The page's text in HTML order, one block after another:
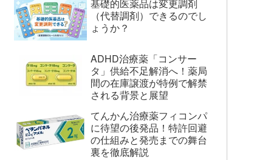
基礎的医薬品は変更調剤
（代替調剤）できるのでし
ょうか？
ADHD治療薬「コンサー
タ」供給不足解消へ！薬局
間の在庫譲渡が特例で解禁
される背景と展望
てんかん治療薬フィコンパ
に待望の後発品！特許回避
の仕組みと発売までの舞台
裏を徹底解説